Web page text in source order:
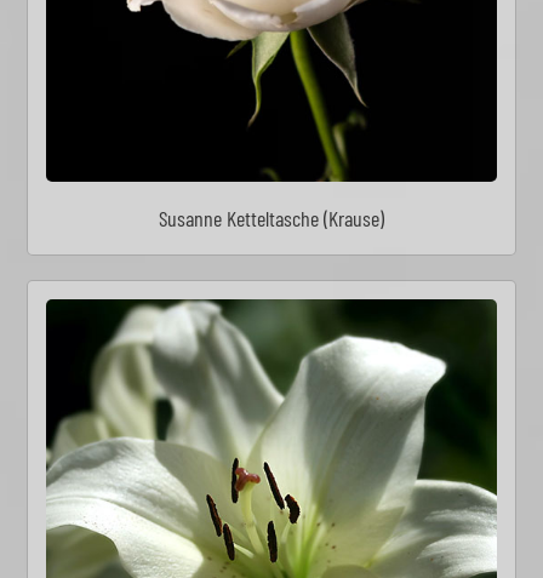
Susanne Ketteltasche (Krause)